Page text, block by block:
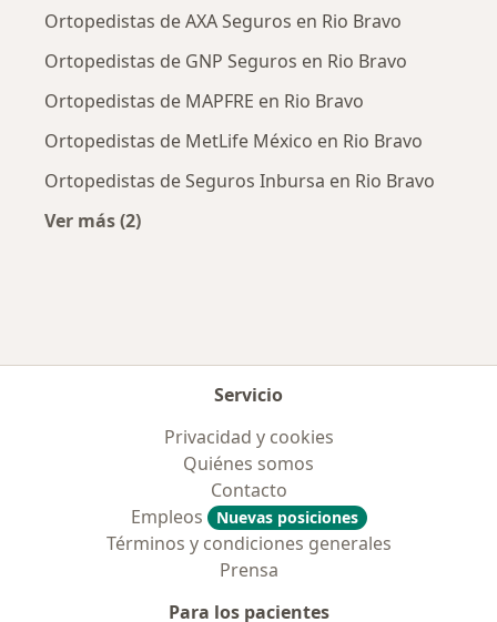
Ortopedistas de AXA Seguros en Rio Bravo
Ortopedistas de GNP Seguros en Rio Bravo
Ortopedistas de MAPFRE en Rio Bravo
Ortopedistas de MetLife México en Rio Bravo
Ortopedistas de Seguros Inbursa en Rio Bravo
Ver más (2)
Servicio
Privacidad y cookies
Quiénes somos
Contacto
Empleos
Nuevas posiciones
Términos y condiciones generales
Prensa
Para los pacientes